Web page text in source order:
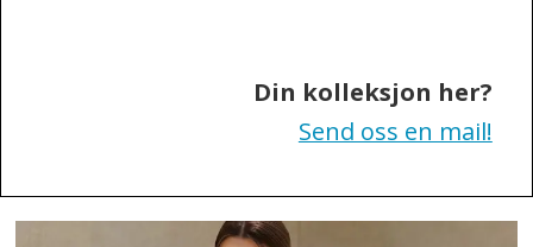
Din kolleksjon her?
Send oss en mail!